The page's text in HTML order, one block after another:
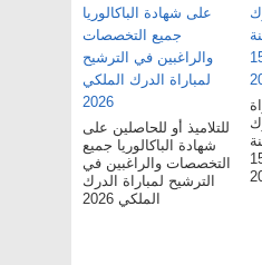
للتلاميذ أو للحاصلين على
شهادة الباكالوريا جميع
التخصصات والراغبين في
الترشيح لمباراة الدرك
الملكي 2026
قبل 15